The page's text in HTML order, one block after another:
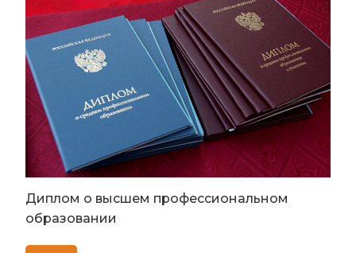
Диплом о высшем профессиональном
образовании